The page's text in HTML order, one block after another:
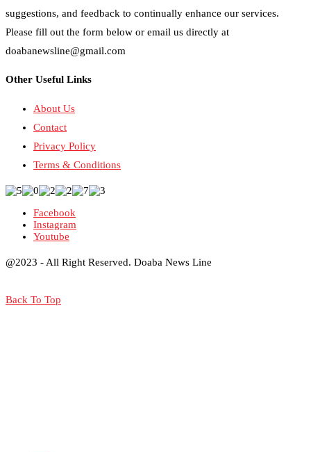
suggestions, and feedback to continually enhance our services.
Please fill out the form below or email us directly at
doabanewsline@gmail.com
Other Useful Links
About Us
Contact
Privacy Policy
Terms & Conditions
Facebook
Instagram
Youtube
@2023 - All Right Reserved. Doaba News Line
Back To Top